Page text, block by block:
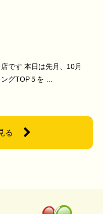
です 本日は先月、10月
グTOP５を …
る